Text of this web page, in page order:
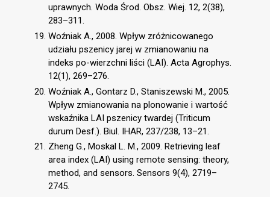
uprawnych. Woda Środ. Obsz. Wiej. 12, 2(38),
283–311.
Woźniak A., 2008. Wpływ zróżnicowanego
udziału pszenicy jarej w zmianowaniu na
indeks po-wierzchni liści (LAI). Acta Agrophys.
12(1), 269–276.
Woźniak A., Gontarz D., Staniszewski M., 2005.
Wpływ zmianowania na plonowanie i wartość
wskaźnika LAI pszenicy twardej (Triticum
durum Desf.). Biul. IHAR, 237/238, 13–21.
Zheng G., Moskal L. M., 2009. Retrieving leaf
area index (LAI) using remote sensing: theory,
method, and sensors. Sensors 9(4), 2719–
2745.